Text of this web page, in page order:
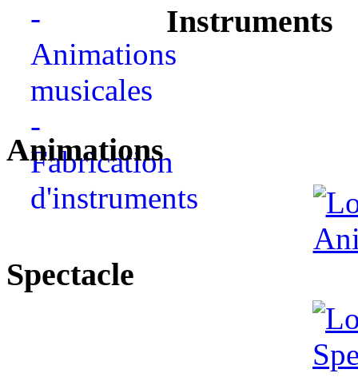
Instruments
Animations
Spectacle